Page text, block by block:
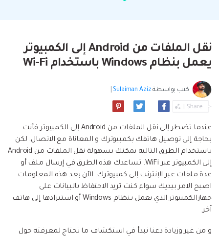
مشاهدة جميع المنتجات
Creative Center
ملخص
ملخص
محول PDF
قوالب PDF
MobileTrans
نقل بيانات الجوال.
استعادة الفيديو التالف.
Explore
ملخص
استعادة الصور
Backup & Restore
عمل نسخ احتياطي الهاتف وبيانات WhatsApp
Playlist Transfer
أخرى.
تطبيقات الهاتف
Mutsapper(سابق Wutsapper)
المقالات المتميزة
نقل الملفات من Android إلى الكمبيوتر
يعمل بنظام Windows باستخدام Wi-Fi
كتب بواسطةSulaiman Aziz
عندما تضطر إلى نقل الملفات من Android إلى الكمبيوتر فأنت
بحاجة إلى توصيل هاتفك بكمبيوترك و المعاناة مع الاتصال. لكن
باستخدام الطرق التالية يمكنك بسهولة نقل الملفات من Android
إلى الكمبيوتر عبر WiFi. تساعدك هذه الطرق في إرسال ملف أو
عدة ملفات عبر الإنترنت إلى كمبيوترك. الآن بعد هذه المعلومات
اصبح الامر بيديك سواء كنت تريد الاحتفاظ بالبيانات على
جهازالكمبيوتر الذي يعمل بنظام Windows أو استيرادها إلى هاتف
آخر.
و من غير وزيادة دعنا نبدأ في استكشاف ما تحتاج لمعرفته حول